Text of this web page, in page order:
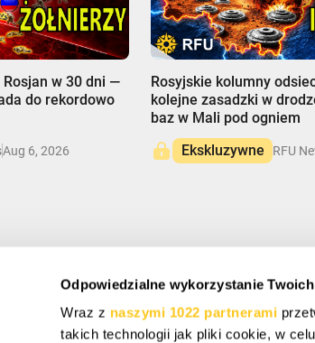
Odpowiedzialne wykorzystanie
Wraz z naszymi 1022 partnerami
takich technologii jak pliki cookie, w
w 30 dni —
do rekordowo
Aug 6, 2026
Rosyjskie kolumny
kolejne zasadzki w
baz w Mali pod ogniem
Ekskluzywne
RFU
Zapisz się, aby otrzymać specjalne